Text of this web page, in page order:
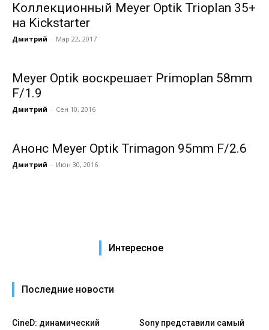
Коллекционный Meyer Optik Trioplan 35+
на Kickstarter
Дмитрий - Мар 22, 2017
Meyer Optik воскрешает Primoplan 58mm
F/1.9
Дмитрий - Сен 10, 2016
Анонс Meyer Optik Trimagon 95mm F/2.6
Дмитрий - Июн 30, 2016
Интересное
Последние новости
CineD: динамический
Sony представили самый